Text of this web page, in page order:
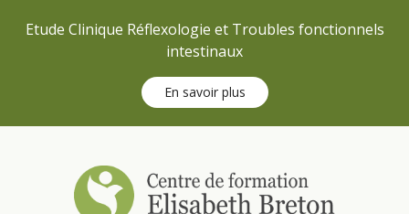
Etude Clinique Réflexologie et Troubles fonctionnels
intestinaux
En savoir plus